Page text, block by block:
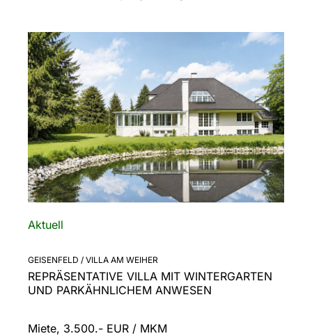
Aktuell
GEISENFELD / VILLA AM WEIHER
REPRÄSENTATIVE VILLA MIT WINTERGARTEN
UND PARKÄHNLICHEM ANWESEN
Miete, 3.500.- EUR / MKM